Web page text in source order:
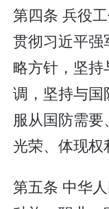
第四条 兵役
贯彻习近平
略方针，坚
调，坚持与
服从国防需
光荣、体现权
第五条 中华